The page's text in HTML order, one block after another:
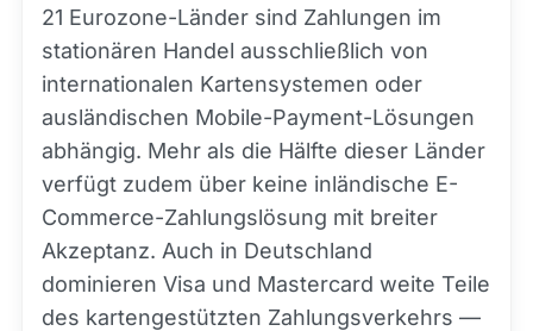
21 Eurozone-Länder sind Zahlungen im
stationären Handel ausschließlich von
internationalen Kartensystemen oder
ausländischen Mobile-Payment-Lösungen
abhängig. Mehr als die Hälfte dieser Länder
verfügt zudem über keine inländische E-
Commerce-Zahlungslösung mit breiter
Akzeptanz. Auch in Deutschland
dominieren Visa und Mastercard weite Teile
des kartengestützten Zahlungsverkehrs —